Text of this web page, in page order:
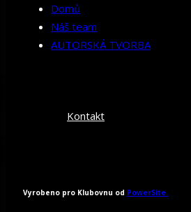
Domů
Náš team
AUTORSKÁ TVORBA
Kontakt
Vyrobeno pro Klubovnu od PowerSite.